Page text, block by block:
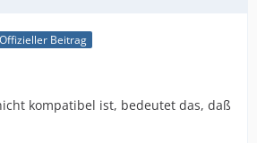
Offizieller Beitrag
kompatibel ist, bedeutet das, daß